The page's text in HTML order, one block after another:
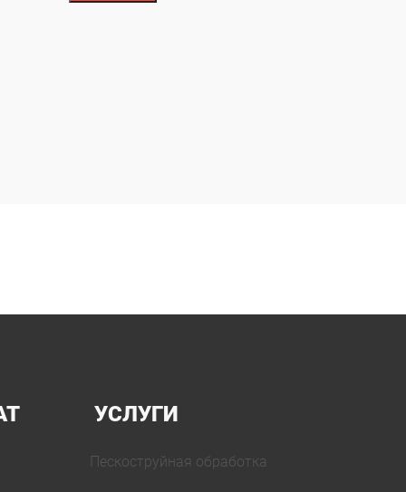
УСЛУГИ
Пескоструйная обработка